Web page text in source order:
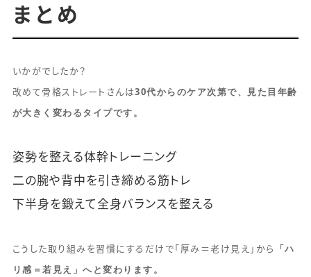
まとめ
いかがでしたか？
改めて骨格ストレートさんは30代からのケア次第で、見た目年齢
が大きく変わるタイプです。
姿勢を整える体幹トレーニング
二の腕や背中を引き締める筋トレ
下半身を鍛えて全身バランスを整える
こうした取り組みを習慣にするだけで「厚み＝老け見え」から
「ハ
リ感＝若見え」へと変わります。